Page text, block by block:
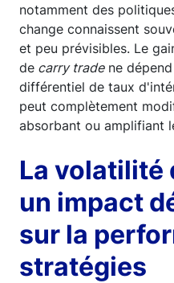
notamment des
change connaissent
et peu prévisibles. Le
de carry tradene dépend
différentiel de taux
peut complètement
absorbant ou amplifiant
La volatilité
un impact
sur la
stratégies